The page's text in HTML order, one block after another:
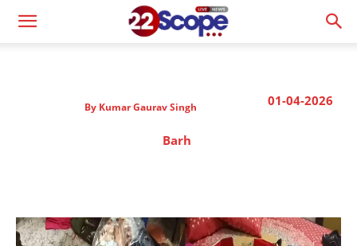
01-04-2026
By Kumar Gaurav Singh
Barh